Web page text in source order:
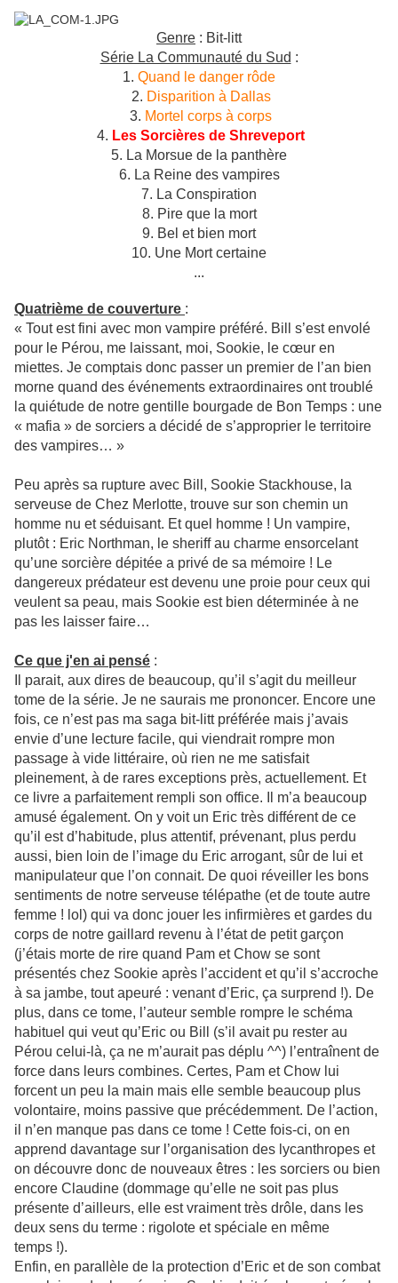
Genre : Bit-litt
Série La Communauté du Sud :
1. Quand le danger rôde
2. Disparition à Dallas
3. Mortel corps à corps
4. Les Sorcières de Shreveport
5. La Morsue de la panthère
6. La Reine des vampires
7. La Conspiration
8. Pire que la mort
9. Bel et bien mort
10. Une Mort certaine
...
Quatrième de couverture :
« Tout est fini avec mon vampire préféré. Bill s’est envolé
pour le Pérou, me laissant, moi, Sookie, le cœur en
miettes. Je comptais donc passer un premier de l’an bien
morne quand des événements extraordinaires ont troublé
la quiétude de notre gentille bourgade de Bon Temps : une
« mafia » de sorciers a décidé de s’approprier le territoire
des vampires… »
Peu après sa rupture avec Bill, Sookie Stackhouse, la
serveuse de Chez Merlotte, trouve sur son chemin un
homme nu et séduisant. Et quel homme ! Un vampire,
plutôt : Eric Northman, le sheriff au charme ensorcelant
qu’une sorcière dépitée a privé de sa mémoire ! Le
dangereux prédateur est devenu une proie pour ceux qui
veulent sa peau, mais Sookie est bien déterminée à ne
pas les laisser faire…
Ce que j'en ai pensé :
Il parait, aux dires de beaucoup, qu’il s’agit du meilleur
tome de la série. Je ne saurais me prononcer. Encore une
fois, ce n’est pas ma saga bit-litt préférée mais j’avais
envie d’une lecture facile, qui viendrait rompre mon
passage à vide littéraire, où rien ne me satisfait
pleinement, à de rares exceptions près, actuellement. Et
ce livre a parfaitement rempli son office. Il m’a beaucoup
amusé également. On y voit un Eric très différent de ce
qu’il est d’habitude, plus attentif, prévenant, plus perdu
aussi, bien loin de l’image du Eric arrogant, sûr de lui et
manipulateur que l’on connait. De quoi réveiller les bons
sentiments de notre serveuse télépathe (et de toute autre
femme ! lol) qui va donc jouer les infirmières et gardes du
corps de notre gaillard revenu à l’état de petit garçon
(j’étais morte de rire quand Pam et Chow se sont
présentés chez Sookie après l’accident et qu’il s’accroche
à sa jambe, tout apeuré : venant d’Eric, ça surprend !). De
plus, dans ce tome, l’auteur semble rompre le schéma
habituel qui veut qu’Eric ou Bill (s’il avait pu rester au
Pérou celui-là, ça ne m’aurait pas déplu ^^) l’entraînent de
force dans leurs combines. Certes, Pam et Chow lui
forcent un peu la main mais elle semble beaucoup plus
volontaire, moins passive que précédemment. De l’action,
il n’en manque pas dans ce tome ! Cette fois-ci, on en
apprend davantage sur l’organisation des lycanthropes et
on découvre donc de nouveaux êtres : les sorciers ou bien
encore Claudine (dommage qu’elle ne soit pas plus
présente d’ailleurs, elle est vraiment très drôle, dans les
deux sens du terme : rigolote et spéciale en même
temps !).
Enfin, en parallèle de la protection d’Eric et de son combat